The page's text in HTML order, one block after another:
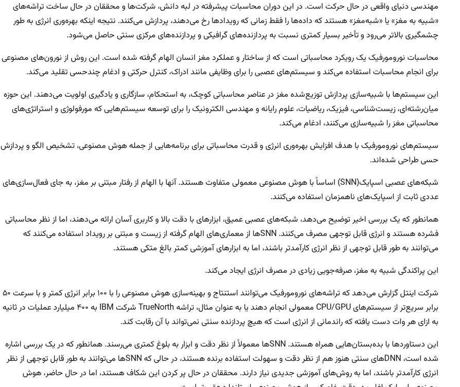
مهندسی دنیای واقعی در حال حرکت است. در این دوران محاسبات پیشرفته در لبه دانش، شرکت‌ها و محققان در حال ساخت تراشه‌های
«شبیه به مغز» یا «شبه‌مغز» هستند که داده‌ها را فقط زمانی که رویدادها رخ می‌دهند، پردازش می‌کنند. نتیجه اینکه بهره‌وری انرژی به طور
چشمگیری بالاتر می‌رود و تأخیر بسیار کمتری نسبت به پردازنده‌های گرافیکی و پردازنده‌های مرکزی سنتی حاصل می‌شود.
محاسبات نورومورفیک یک رویکرد محاسباتی است که از ساختار و عملکرد مغز انسان الهام گرفته شده است. این روش از نورون‌های مصنوعی
برای انجام محاسبات استفاده می‌کند و سیستم‌های عصبی را برای وظایفی مانند ادراک، کنترل حرکتی و ادغام چندحسی تقلید می‌کند.
این سیستم‌ها با شبیه‌سازی پردازش توزیع‌شده مغز در عناصر محاسباتی کوچک، به استحکام، سازگاری و یادگیری اولویت می‌دهند. این حوزه
میان‌رشته‌ای، زیست‌شناسی، فیزیک، ریاضیات، علوم رایانه و مهندسی الکترونیک را برای توسعه سیستم‌هایی که مورفولوژی و استراتژی‌های
محاسباتی مغز را شبیه‌سازی می‌کنند، ادغام می‌کند.
سیستم‌های نورومورفیک با هدف افزایش بهره‌وری انرژی و قدرت محاسباتی برای برنامه‌هایی از جمله هوش مصنوعی، تشخیص الگو و پردازش
حسی طراحی شده‌اند.
شبکه‌های عصبی اسپایک(SNN) اساساً با هوش مصنوعی معمولی متفاوت هستند. آنها با الهام از رفتار مبتنی بر مغز، به جای فعال‌سازی‌های
عددی ثابت از اسپایک‌های ناهمزمان استفاده می‌کنند.
همانطور که یک بررسی اخیر توضیح می‌دهد، شبکه‌های عصبی عمیق، ابزارهای با دقت بالا و کاربری آسان ارائه می‌دهند، اما از نظر محاسباتی
فشرده هستند و انرژی قابل توجهی مصرف می‌کنند. SNNها از معماری‌های الهام گرفته از زیست و مبتنی بر رویداد استفاده می‌کنند که
می‌توانند به طور قابل توجهی از نظر انرژی کارآمدتر باشند، اما به ابزارهای آموزشی کمتر بالغ متکی هستند.
این پراکندگی شبیه به مغز، صرفه‌جویی زیادی در مصرف انرژی ایجاد می‌کند.
شرکت اینتل گزارش می‌دهد که تراشه‌های نورومورفیک می‌توانند استنتاج و بهینه‌سازی هوش مصنوعی را با ۱۰۰ برابر انرژی کمتر و با سرعت ۵۰
برابر سریع‌تر از سیستم‌های CPU/GPU معمولی انجام دهند یا به عنوان مثال، تراشه TrueNorth شرکت IBM به ۴۰۰ میلیارد عملیات در ثانیه
به ازای هر وات دست یافته که راندمانی از انرژی است که هیچ پردازنده سنتی نمی‌تواند با آن رقابت کند.
این دستاوردها با بده‌بستان‌هایی همراه هستند. SNNها معمولاً از نظر دقت و ابزار به بلوغ کمتری می‌رسند. همانطور که در یک بررسی اشاره
شده است، DNNهای سنتی هنوز هم از نظر دقت و سهولت استفاده برنده هستند، در حالی که SNNها می‌توانند به طور قابل توجهی از نظر
انرژی کارآمدتر باشند، اما به روش‌های آموزشی جدیدی نیاز دارند. محققان در حال پر کردن این شکاف هستند، اما در حال حاضر، هوش